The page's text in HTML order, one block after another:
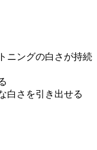
ニングの白さが持続
白さを引き出せる